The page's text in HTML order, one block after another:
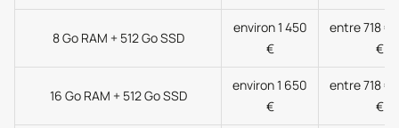
8 Go RAM + 512 Go SSD
environ 1 450
€
entre 718 €
€
16 Go RAM + 512 Go SSD
environ 1 650
€
entre 718 €
€